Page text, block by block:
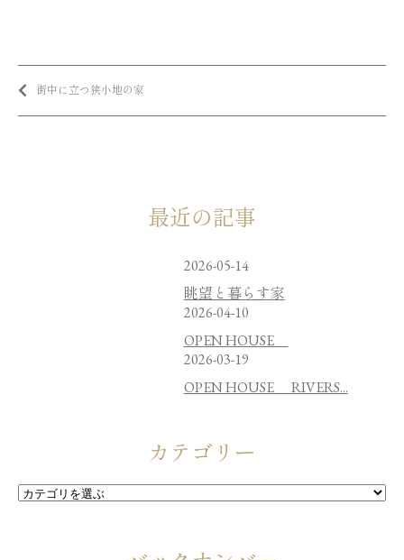
街中に立つ狭小地の家
最近の記事
2026-05-14
眺望と暮らす家
2026-04-10
OPEN HOUSE
2026-03-19
OPEN HOUSE RIVERS...
カテゴリー